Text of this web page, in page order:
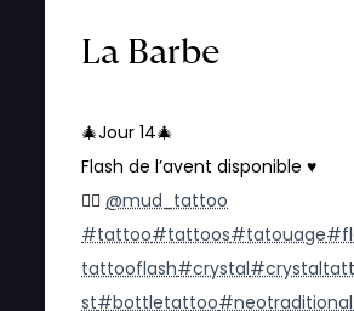
La Barbe
🎄Jour 14🎄
Flash de l’avent disponible ♥️
👉🏻@mud_tattoo
#tattoo#tattoos#tatouage
tattooflash#crystal
st#bottletattoo